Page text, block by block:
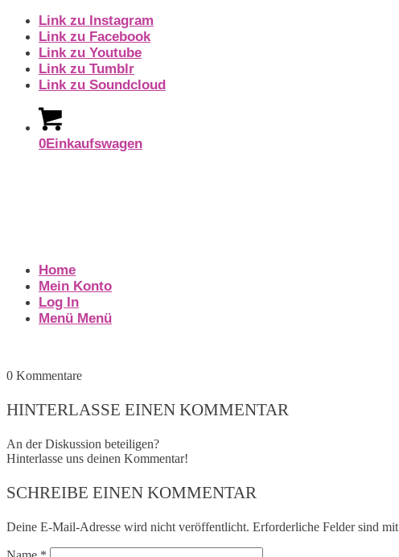
Link zu Instagram
Link zu Facebook
Link zu Youtube
Link zu Tumblr
Link zu Soundcloud
0Einkaufswagen
Home
Mein Konto
Log In
Menü Menü
0 Kommentare
HINTERLASSE EINEN KOMMENTAR
An der Diskussion beteiligen?
Hinterlasse uns deinen Kommentar!
SCHREIBE EINEN KOMMENTAR
Deine E-Mail-Adresse wird nicht veröffentlicht. Erforderliche Felder sind mit